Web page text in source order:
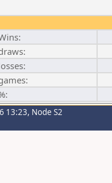
13:23, Node S2